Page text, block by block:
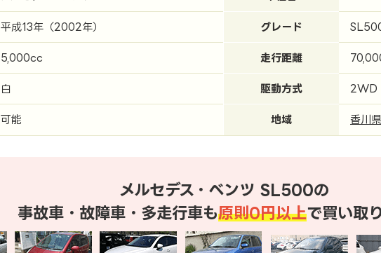
平成13年（2002年） グレード
5,000cc 走行距離
白 駆動方式 2WD
可能 地域 香川県
メルセデス・ベンツ SL500の
事故車・故障車・多走行車も原則0円以上で買い取